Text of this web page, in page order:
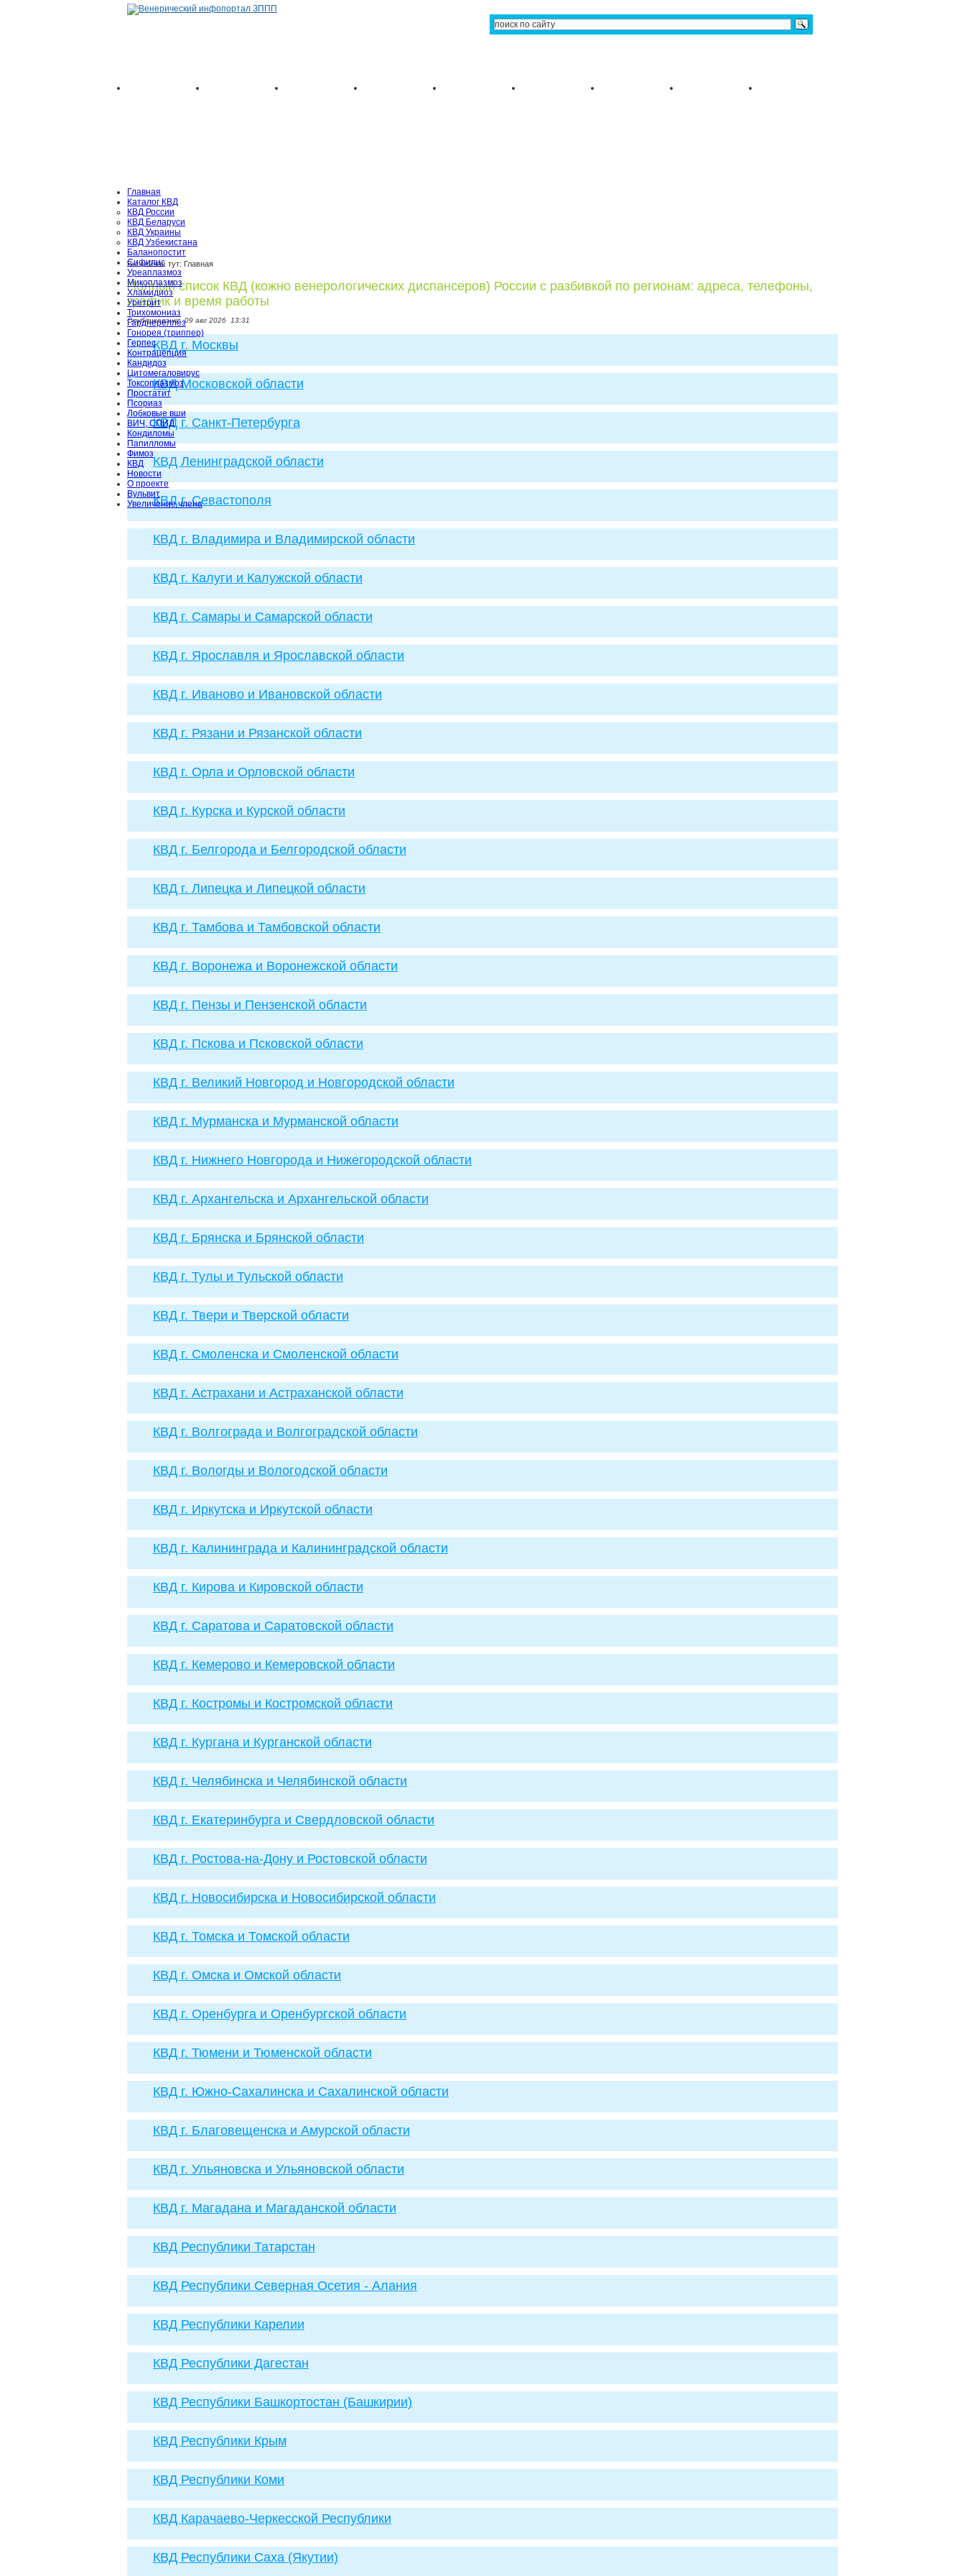
Главная
Каталог КВД
КВД России
КВД Беларуси
КВД Украины
КВД Узбекистана
Баланопостит
Сифилис
Уреаплазмоз
Микоплазмоз
Хламидиоз
Уретрит
Трихомониаз
Гарднереллёз
Гонорея (триппер)
Герпес
Контрацепция
Кандидоз
Цитомегаловирус
Токсоплазмоз
Простатит
Псориаз
Лобковые вши
ВИЧ, СПИД
Кондиломы
Папилломы
Фимоз
КВД
Новости
О проекте
Вульвит
Увеличение члена
Вы сейчас тут: Главная
Полный список КВД (кожно венерологических диспансеров) России с разбивкой по регионам: адреса, телефоны,
график и время работы
Опубликовано:09 авг 2026 13:31
КВД г. Москвы
КВД Московской области
КВД г. Санкт-Петербурга
КВД Ленинградской области
КВД г. Севастополя
КВД г. Владимира и Владимирской области
КВД г. Калуги и Калужской области
КВД г. Самары и Самарской области
КВД г. Ярославля и Ярославской области
КВД г. Иваново и Ивановской области
КВД г. Рязани и Рязанской области
КВД г. Орла и Орловской области
КВД г. Курска и Курской области
КВД г. Белгорода и Белгородской области
КВД г. Липецка и Липецкой области
КВД г. Тамбова и Тамбовской области
КВД г. Воронежа и Воронежской области
КВД г. Пензы и Пензенской области
КВД г. Пскова и Псковской области
КВД г. Великий Новгород и Новгородской области
КВД г. Мурманска и Мурманской области
КВД г. Нижнего Новгорода и Нижегородской области
КВД г. Архангельска и Архангельской области
КВД г. Брянска и Брянской области
КВД г. Тулы и Тульской области
КВД г. Твери и Тверской области
КВД г. Смоленска и Смоленской области
КВД г. Астрахани и Астраханской области
КВД г. Волгограда и Волгоградской области
КВД г. Вологды и Вологодской области
КВД г. Иркутска и Иркутской области
КВД г. Калининграда и Калининградской области
КВД г. Кирова и Кировской области
КВД г. Саратова и Саратовской области
КВД г. Кемерово и Кемеровской области
КВД г. Костромы и Костромской области
КВД г. Кургана и Курганской области
КВД г. Челябинска и Челябинской области
КВД г. Екатеринбурга и Свердловской области
КВД г. Ростова-на-Дону и Ростовской области
КВД г. Новосибирска и Новосибирской области
КВД г. Томска и Томской области
КВД г. Омска и Омской области
КВД г. Оренбурга и Оренбургской области
КВД г. Тюмени и Тюменской области
КВД г. Южно-Сахалинска и Сахалинской области
КВД г. Благовещенска и Амурской области
КВД г. Ульяновска и Ульяновской области
КВД г. Магадана и Магаданской области
КВД Республики Татарстан
КВД Республики Северная Осетия - Алания
КВД Республики Карелии
КВД Республики Дагестан
КВД Республики Башкортостан (Башкирии)
КВД Республики Крым
КВД Республики Коми
КВД Карачаево-Черкесской Республики
КВД Республики Саха (Якутии)